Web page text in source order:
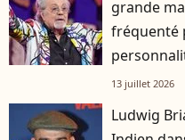
grande
fréquenté
13 juillet 2026
Ludwig